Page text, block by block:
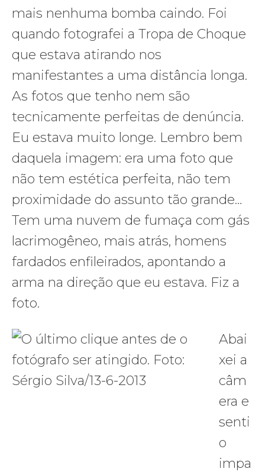
mais nenhuma bomba caindo. Foi
quando fotografei a Tropa de Choque
que estava atirando nos
manifestantes a uma distância longa.
As fotos que tenho nem são
tecnicamente perfeitas de denúncia.
Eu estava muito longe. Lembro bem
daquela imagem: era uma foto que
não tem estética perfeita, não tem
proximidade do assunto tão grande…
Tem uma nuvem de fumaça com gás
lacrimogêneo, mais atrás, homens
fardados enfileirados, apontando a
arma na direção que eu estava. Fiz a
foto.
Abai
xei a
câm
era e
senti
o
impa